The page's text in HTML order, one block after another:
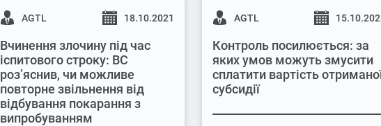
AGTL 18.10.2021
Вчинення злочину під час
іспитового строку: ВС
роз’яснив, чи можливе
повторне звільнення від
відбування покарання з
випробуванням
AGTL
Контроль посилюється: за
яких умов можуть змусити
сплатити вартість
субсидії